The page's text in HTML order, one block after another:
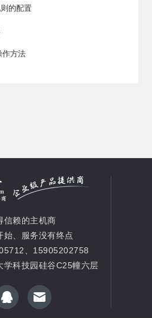
的配置
作方法
信赖的主机商
始、服务没有终点
、15905202758
学科技园硅谷C25幢六层